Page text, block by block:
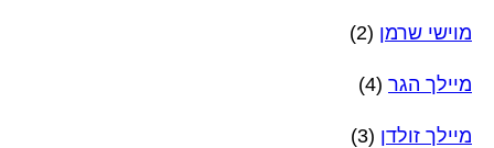
מוישי שרמן (2)
מיילך הגר (4)
מיילך זולדן (3)